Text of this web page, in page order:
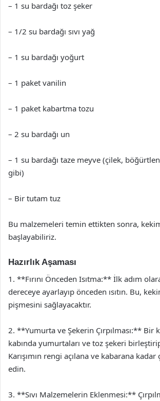
– 1 su bardağı toz şeker
– 1/2 su bardağı sıvı yağ
– 1 su bardağı yoğurt
– 1 paket vanilin
– 1 paket kabartma tozu
– 2 su bardağı un
– 1 su bardağı taze meyve (çilek,
gibi)
– Bir tutam tuz
Bu malzemeleri temin ettikten sonra,
başlayabiliriz.
Hazırlık Aşaması
1. **Fırını Önceden Isıtma:** İlk adım
dereceye ayarlayıp önceden ısıtın. Bu,
pişmesini sağlayacaktır.
2. **Yumurta ve Şekerin Çırpılması:** Bir
kabında yumurtaları ve toz şekeri
Karışımın rengi açılana ve kabarana
edin.
3. **Sıvı Malzemelerin Eklenmesi:**